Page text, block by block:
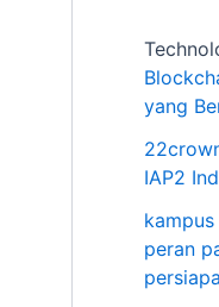
yang
IAP2
peran